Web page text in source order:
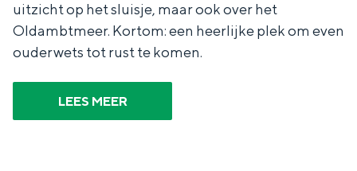
uitzicht op het sluisje, maar ook over het
Oldambtmeer. Kortom: een heerlijke plek om even
ouderwets tot rust te komen.
LEES MEER